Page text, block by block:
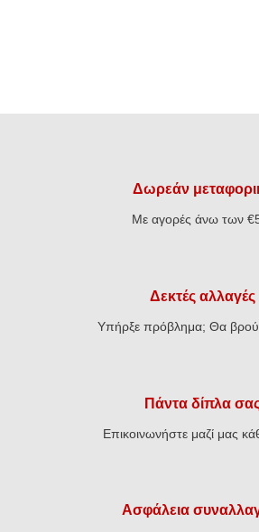
Δωρεάν
Με αγορές άνω των
Δεκτές αλλαγές
Υπήρξε πρόβλημα; Θα
Πάντα δίπλα
Επικοινωνήστε μαζί μας
Ασφάλεια